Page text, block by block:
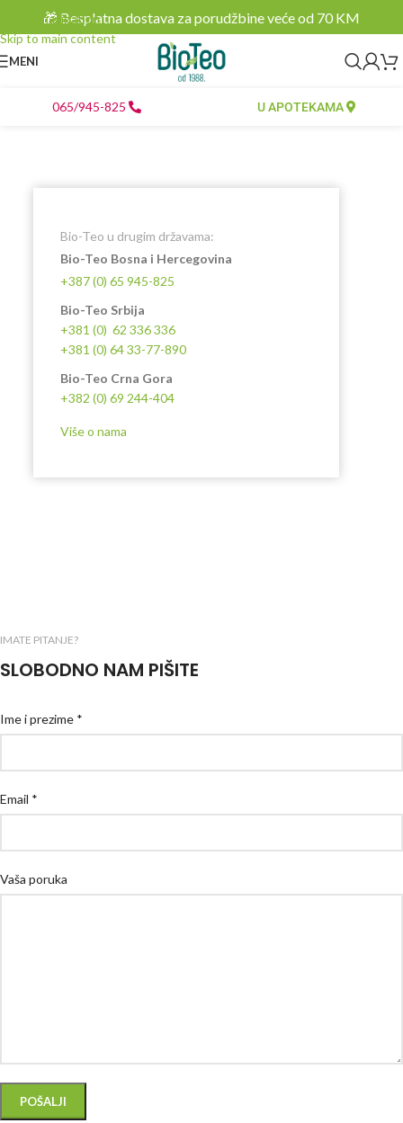
Skip to navigation
Skip to main content
🎁 Besplatna dostava za porudžbine veće od 70 KM
MENI
065/945-825 U APOTEKAMA
Bio-Teo u drugim državama:
Bio-Teo Bosna i Hercegovina
+387 (0) 65 945-825
Bio-Teo Srbija
+381 (0) 62 336 336
+381 (0) 64 33-77-890
Bio-Teo Crna Gora
+382 (0) 69 244-404
Više o nama
IMATE PITANJE?
SLOBODNO NAM PIŠITE
Ime i prezime *
Email *
Vaša poruka